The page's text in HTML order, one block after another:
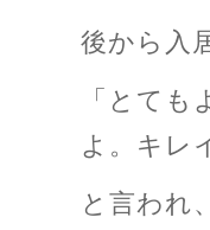
後から入
「とて
よ。キレ
と言われ